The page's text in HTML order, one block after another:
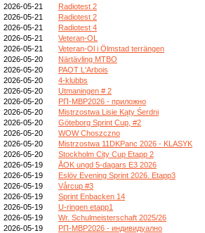
2026-05-21
Radiotest 2
2026-05-21
Radiotest 2
2026-05-21
Radiotest 4
2026-05-21
Veteran-OL
2026-05-21
Veteran-Ol i Ölmstad terrängen
2026-05-20
Närtävling MTBO
2026-05-20
PAOT L'Arbois
2026-05-20
4-klubbs
2026-05-20
Utmaningen # 2
2026-05-20
РП-МВР2026 - приложно
2026-05-20
Mistrzostwa Lisie Kąty Śerdni
2026-05-20
Göteborg Sprint Cup, #2
2026-05-20
WOW Choszczno
2026-05-20
Mistrzostwa 11DKPanc 2026 - KLASYK
2026-05-20
Stockholm City Cup Etapp 2
2026-05-19
ÅOK ungd 5-dagars E3 2026
2026-05-19
Eslöv Evening Sprint 2026. Etapp3
2026-05-19
Vårcup #3
2026-05-19
Sprint Enbacken 14
2026-05-19
U-ringen etapp1
2026-05-19
Wr. Schulmeisterschaft 2025/26
2026-05-19
РП-МВР2026 - индивидуално